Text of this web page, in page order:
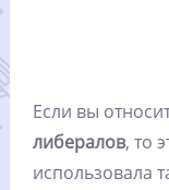
Если вы
либералов, то
использовала